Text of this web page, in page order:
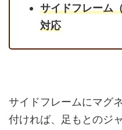
サイドフレーム
対応
サイドフレームにマグ
付ければ、足もとのジ